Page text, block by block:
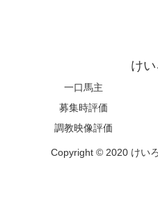
け
一口馬主
募集時評価
調教映像評価
Copyright © 2020 けい